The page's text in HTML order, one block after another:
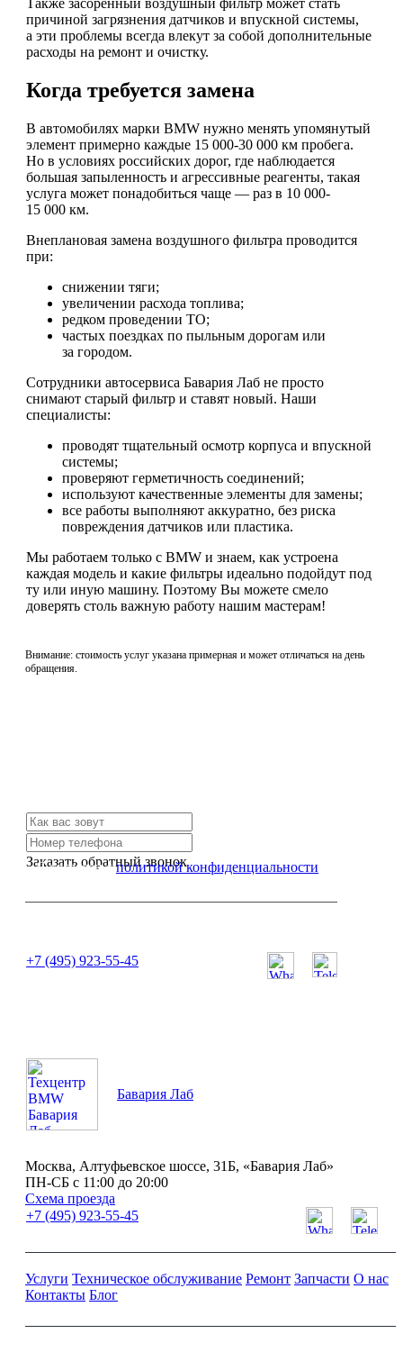
причиной загрязнения датчиков и впускной системы,
а эти проблемы всегда влекут за собой дополнительные
расходы на ремонт и очистку.
Когда требуется замена
В автомобилях марки BMW нужно менять упомянутый
элемент примерно каждые 15 000-30 000 км пробега.
Но в условиях российских дорог, где наблюдается
большая запыленность и агрессивные реагенты, такая
услуга может понадобиться чаще — раз в 10 000-
15 000 км.
Внеплановая замена воздушного фильтра проводится
при:
снижении тяги;
увеличении расхода топлива;
редком проведении ТО;
частых поездках по пыльным дорогам или
за городом.
Сотрудники автосервиса Бавария Лаб не просто
снимают старый фильтр и ставят новый. Наши
специалисты:
проводят тщательный осмотр корпуса и впускной
системы;
проверяют герметичность соединений;
используют качественные элементы для замены;
все работы выполняют аккуратно, без риска
повреждения датчиков или пластика.
Мы работаем только с BMW и знаем, как устроена
каждая модель и какие фильтры идеально подойдут под
ту или иную машину. Поэтому Вы можете смело
доверять столь важную работу нашим мастерам!
Внимание: стоимость услуг указана примерная и может отличаться на день
обращения.
Заказать обратный звонок
Я согласен сполитикой конфиденциальности
+7 (495) 923-55-45
Бавария Лаб
Москва, Алтуфьевское шоссе, 31Б, «Бавария Лаб»
ПН-СБ с 11:00 до 20:00
Схема проезда
+7 (495) 923-55-45
Услуги Техническое обслуживание Ремонт Запчасти О нас
Контакты Блог